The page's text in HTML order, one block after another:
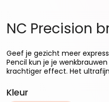
NC Precision
Geef je gezicht meer
Pencil kun je je
krachtiger effect. Het
Selecteer
Kleur